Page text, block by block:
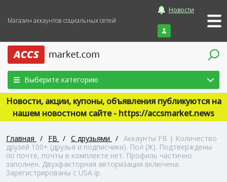
Магазин аккаунтов социальных сетей
Новости
Войти
Выберите категорию
Новости, акции, купоны, объявления публикуются на
нашем новостном сайте - https://accsmarket.news
Главная / FB / С друзьями / Аккаунты FB | Количество
друзей 100+ (друзья и подписчики). Пол (Ж). Подтверждены
по почте, почты в комплекте нет. Профиль частично
заполнен. Двухфакторная авторизация включена.
Зарегистрированы с USA ip.